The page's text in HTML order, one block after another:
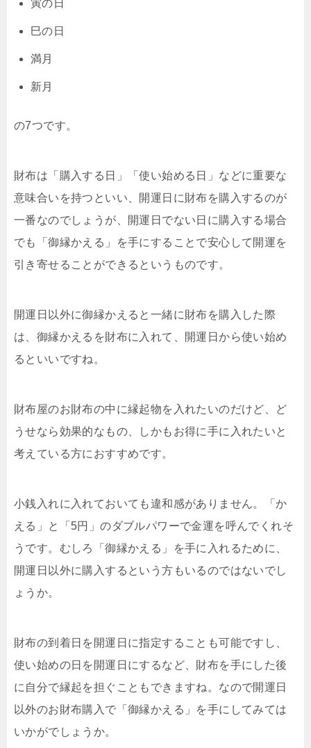
寅の日
巳の日
満月
新月
の7つです。
財布は「購入する日」「使い始める日」などに重要な
意味合いを持つといい、開運日に財布を購入するのが
一番なのでしょうが、開運日でない日に購入する場合
でも「御縁かえる」を手にすることで安心して開運を
引き寄せることができるというものです。
開運日以外に御縁かえると一緒に財布を購入した際
は、御縁かえるを財布に入れて、開運日から使い始め
るといいですね。
財布屋のお財布の中に縁起物を入れたいのだけど、ど
うせなら効果的なもの、しかもお得に手に入れたいと
考えている方におすすめです。
小銭入れに入れておいても違和感がありません。「か
える」と「5円」のダブルパワーで金運を呼んでくれそ
うです。むしろ「御縁かえる」を手に入れるために、
開運日以外に購入するという方もいるのではないでし
ょうか。
財布の到着日を開運日に指定することも可能ですし、
使い始めの日を開運日にするなど、財布を手にした後
に自分で縁起を担ぐこともできますね。なので開運日
以外のお財布購入で「御縁かえる」を手にしてみては
いかがでしょうか。